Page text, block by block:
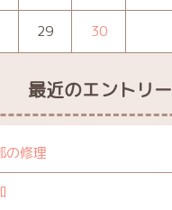
29 30
最近のエントリー
の修理